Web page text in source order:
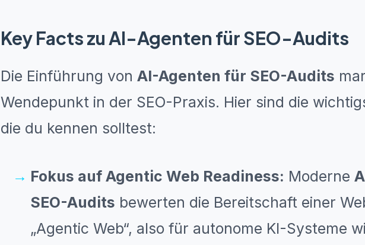
Key Facts zu AI-Agenten für SEO-Audits
Die Einführung von AI-Agenten für SEO-Audits
Wendepunkt in der SEO-Praxis. Hier sind die
die du kennen solltest:
Fokus auf Agentic Web Readiness: Moderne
SEO-Audits bewerten die Bereitschaft einer
„Agentic Web“, also für autonome KI-Systeme